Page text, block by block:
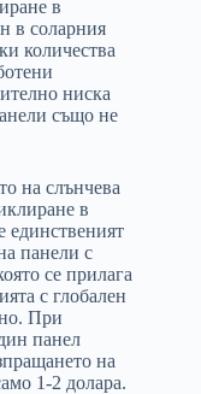
в
в соларния
количества
ниска
също не
на слънчева
в
единственият
панели с
се прилага
с глобален
При
панел
на
1-2 долара.